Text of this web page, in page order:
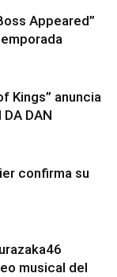
Appeared”
Kings” anuncia
DAN
confirma su
musical del